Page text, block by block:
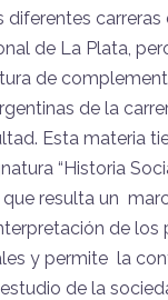
diferentes carreras
de La Plata,
de
de la
Esta materia
“Historia
resulta un
de los
y permite la
de la